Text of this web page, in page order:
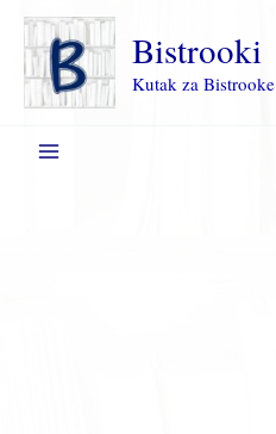
Пређи
садржај
Bistrooki
Kutak za Bistrooke